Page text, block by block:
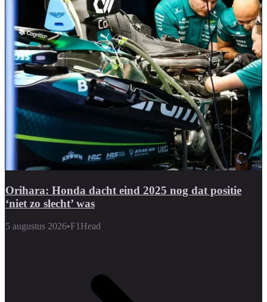
Orihara: Honda dacht eind 2025 nog dat positie
‘niet zo slecht’ was
5 augustus 2026•F1Head